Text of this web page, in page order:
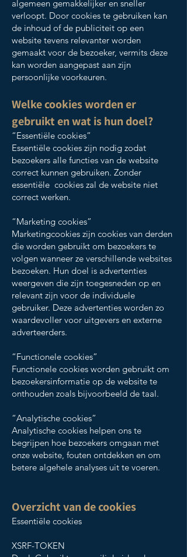
algemeen gemakkelijker en sneller
verloopt. Door cookies te gebruiken kan
de inhoud of de publiciteit op een
website tevens relevanter worden
gemaakt voor de bezoeker, vermits deze
kan worden aangepast aan zijn
persoonlijke voorkeuren.
Welke cookies worden er
gebruikt en wat is hun doel?
“Essentiële cookies”
Essentiële cookies zijn nodig zodat
bezoekers alle functies van de website
correct kunnen gebruiken. Zonder
essentiële cookies zal de website niet
correct werken.
“Marketing cookies”
Marketingcookies zijn cookies van derden
die worden gebruikt om bezoekers te
volgen wanneer ze verschillende websites
bezoeken. Hun doel is advertenties
weergeven die zijn toegesneden op en
relevant zijn voor de individuele
gebruiker. Deze advertenties worden zo
waardevoller voor uitgevers en externe
adverteerders.
“Functionele cookies”
Functionele cookies worden gebruikt om
bezoekersinformatie op de website te
onthouden zoals bijvoorbeeld de taal.
“Analytische cookies”
Analytische cookies helpen ons te
begrijpen hoe bezoekers omgaan met
onze website, fouten ontdekken en om
betere algehele analyses uit te voeren.
Overzicht van de cookies
Essentiële cookies
XSRF-TOKEN